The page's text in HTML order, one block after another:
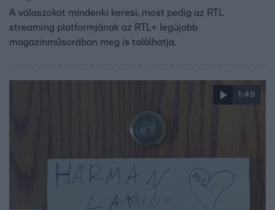
A válaszokat mindenki keresi, most pedig az RTL
streaming platformjának az RTL+ legújabb
magazinműsorában meg is találhatja.
1:49